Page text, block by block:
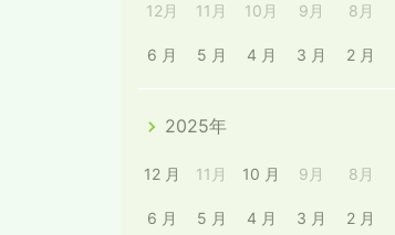
12月 11月 10月 9月 8月
6 月 5 月 4 月 3 月 2 月
2025年
12 月 11月 10 月 9月 8月
6 月 5 月 4 月 3 月 2 月